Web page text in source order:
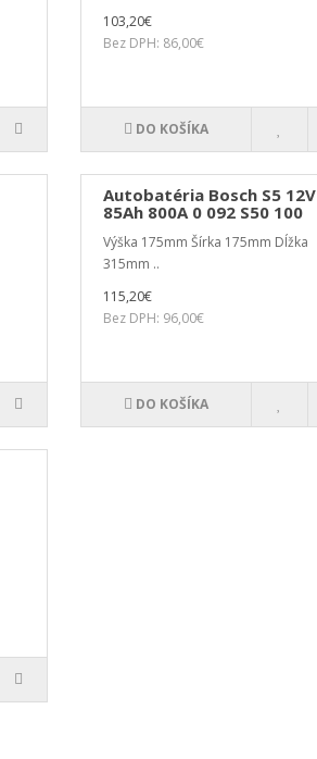
103,20€
Bez DPH: 86,00€
DO KOŠÍKA
Autobatéria Bosch S5 12V
85Ah 800A 0 092 S50 100
Výška 175mm Šírka 175mm Dĺžka
315mm ..
115,20€
Bez DPH: 96,00€
DO KOŠÍKA